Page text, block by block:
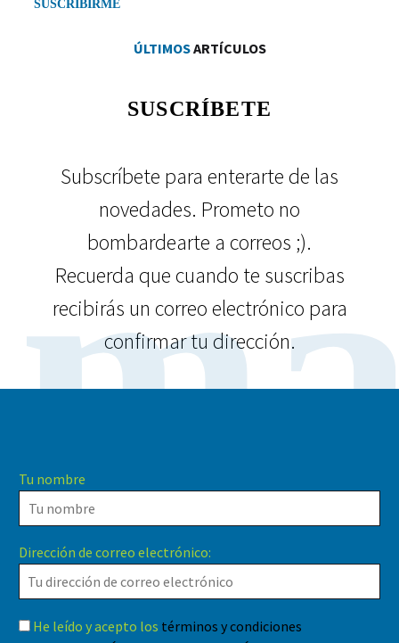
ÚLTIMOSARTÍCULOS
SUSCRÍBETE
Subscríbete para enterarte de las
novedades. Prometo no
bombardearte a correos ;).
Recuerda que cuando te suscribas
recibirás un correo electrónico para
confirmar tu dirección.
Tu nombre
Dirección de correo electrónico:
He leído y acepto los términos y condiciones